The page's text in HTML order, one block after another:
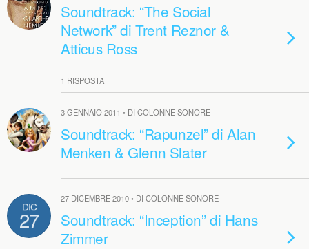
Soundtrack: “The Social
Network” di Trent Reznor &
Atticus Ross
1 RISPOSTA
3 GENNAIO 2011 • DI COLONNE SONORE
Soundtrack: “Rapunzel” di Alan
Menken & Glenn Slater
DIC
27
27 DICEMBRE 2010 • DI COLONNE SONORE
Soundtrack: “Inception” di Hans
Zimmer